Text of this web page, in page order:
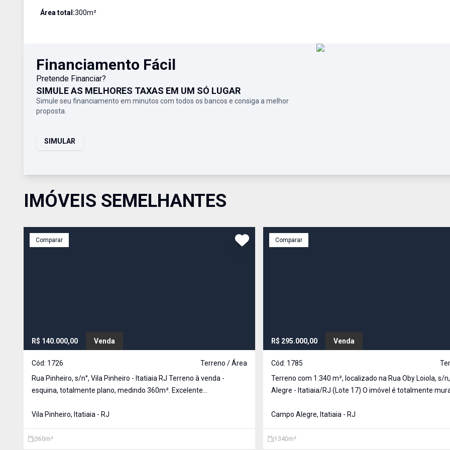
Área total:300m²
Financiamento Fácil
Pretende Financiar?
SIMULE AS MELHORES TAXAS EM UM SÓ LUGAR
Simule seu financiamento em minutos com todos os bancos e consiga a melhor
proposta.
SIMULAR
IMÓVEIS SEMELHANTES
Comparar
R$ 140.000,00 Venda
Cód: 1726
Terreno / Área
Rua Pinheiro, s/n°, Vila Pinheiro - Itatiaia RJ Terreno à venda -
esquina, totalmente plano, medindo 360m². Excelente
dois lados frontais e murado nos dois lados dos fundos. Localiza
Vila Pinheiro, Itatiaia - RJ
360m²
Comparar
R$ 295.000,00 Venda
Cód: 1785
Terreno com 1.340 m², localizado na Rua Oby Loiola, s/
Alegre - Itatiaia/RJ (Lote 17) O imóvel é totalmente murado nas
além de contar com portão de acesso já instalado.
Campo Alegre, Itatiaia - RJ
1340m²